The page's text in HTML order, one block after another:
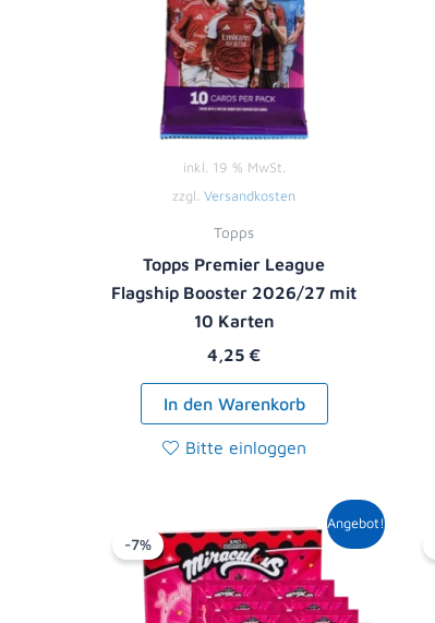
inkl. 19 % MwSt.
zzgl. Versandkosten
Topps
Topps Premier League
Flagship Booster 2026/27 mit
10 Karten
4,25 €
In den Warenkorb
Bitte einloggen
Angebot!
-7%
Ursprünglicher
Preis
war:
13,90 €
Aktueller
Preis
ist:
12,99 €.